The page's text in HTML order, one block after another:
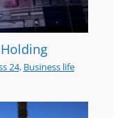
24, Business life